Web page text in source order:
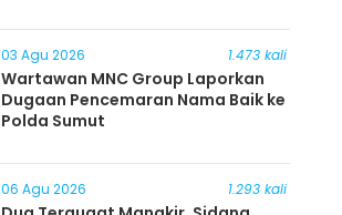
03 Agu 2026 1.473 kali
Wartawan MNC Group Laporkan
Dugaan Pencemaran Nama Baik ke
Polda Sumut
06 Agu 2026 1.293 kali